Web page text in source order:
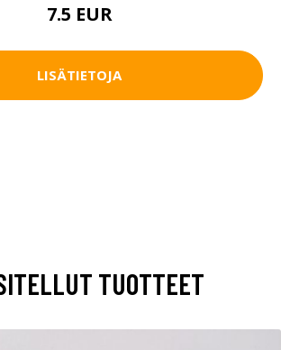
7.5 EUR
LISÄTIETOJA
TUOTTEET